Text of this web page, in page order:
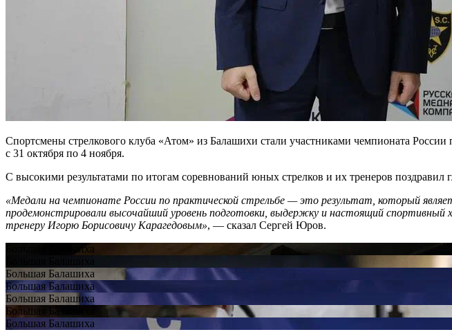
Спортсмены стрелкового клуба «Атом» из Балашихи стали участниками чемпионата
с 31 октября по 4 ноября.
С высокими результатами по итогам соревнований юных стрелков и их тренеров
«Медали на чемпионате России по практической стрельбе — это результат, который
продемонстрировали высочайший уровень подготовки, выдержку и настоящий спортивный
тренеру Игорю Борисовичу Карагедовым», — сказал Сергей Юров.
Большая Балашиха
Большая Балашиха
Большая Балашиха
Большая Балашиха
Большая Балашиха
Большая Балашиха